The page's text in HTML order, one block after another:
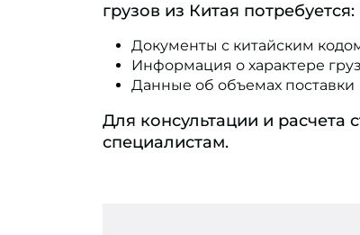
грузов из Китая потребуется:
Документы с китайским
Информация о характере
Данные об объемах поставки
Для консультации и расчета
специалистам.